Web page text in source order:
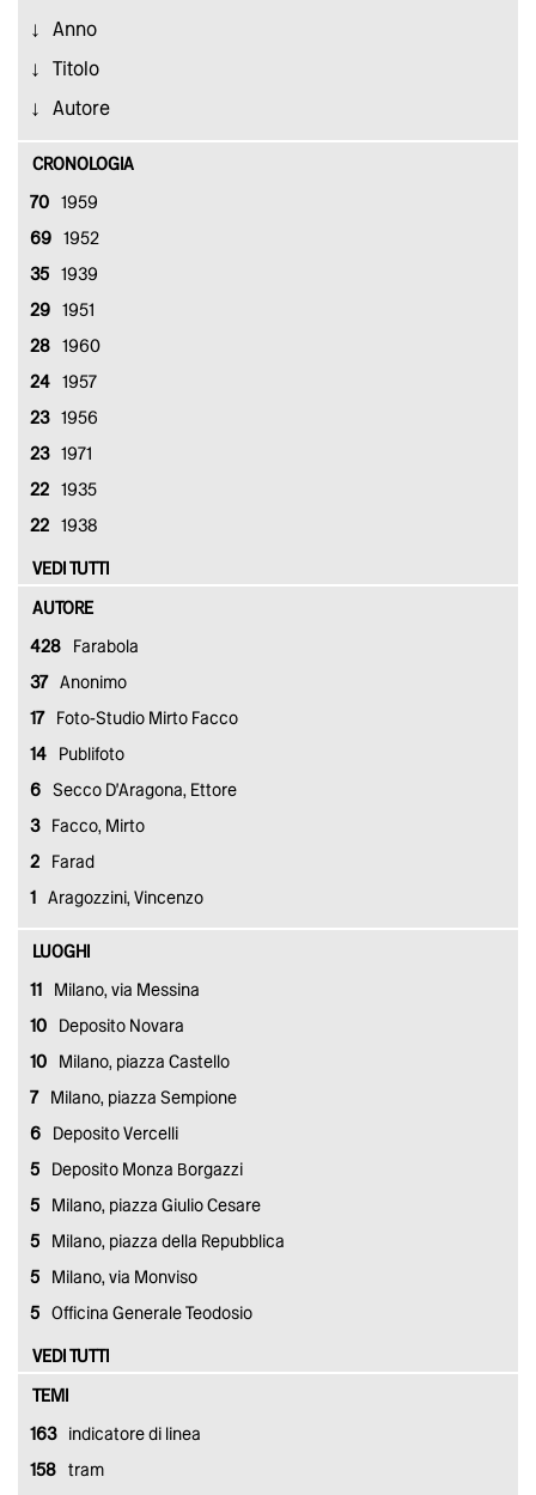
Anno
Titolo
Autore
CRONOLOGIA
70 1959
69 1952
35 1939
29 1951
28 1960
24 1957
23 1956
23 1971
22 1935
22 1938
VEDI TUTTI
AUTORE
428 Farabola
37 Anonimo
17 Foto-Studio Mirto Facco
14 Publifoto
6 Secco D'Aragona, Ettore
3 Facco, Mirto
2 Farad
1 Aragozzini, Vincenzo
LUOGHI
11 Milano, via Messina
10 Deposito Novara
10 Milano, piazza Castello
7 Milano, piazza Sempione
6 Deposito Vercelli
5 Deposito Monza Borgazzi
5 Milano, piazza Giulio Cesare
5 Milano, piazza della Repubblica
5 Milano, via Monviso
5 Officina Generale Teodosio
VEDI TUTTI
TEMI
163 indicatore di linea
158 tram